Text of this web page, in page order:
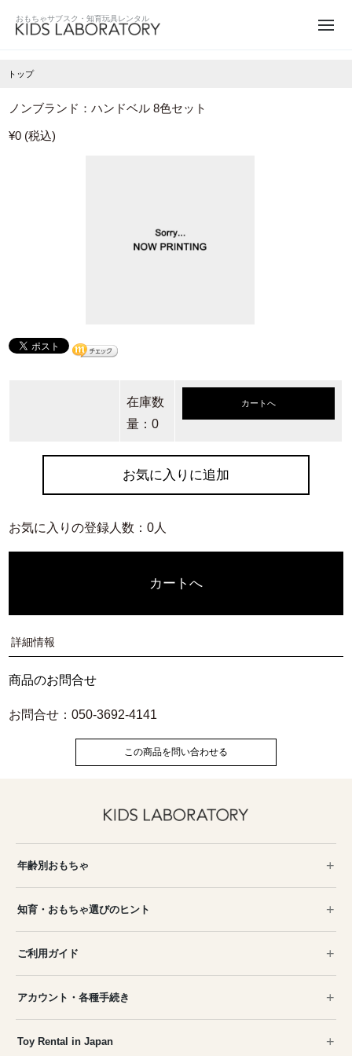
トップ
ノンブランド：ハンドベル 8色セット
¥0 (税込)
在庫数
量：0
カートへ
お気に入りに追加
お気に入りの登録人数：0人
カートへ
詳細情報
商品のお問合せ
お問合せ：050-3692-4141
この商品を問い合わせる
年齢別おもちゃ
知育・おもちゃ選びのヒント
ご利用ガイド
アカウント・各種手続き
Toy Rental in Japan